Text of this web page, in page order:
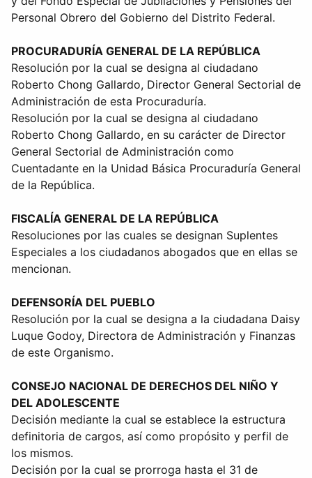
Personal Obrero del Gobierno del Distrito Federal.
PROCURADURÍA GENERAL DE LA REPÚBLICA
Resolución por la cual se designa al ciudadano
Roberto Chong Gallardo, Director General Sectorial de
Administración de esta Procuraduría.
Resolución por la cual se designa al ciudadano
Roberto Chong Gallardo, en su carácter de Director
General Sectorial de Administración como
Cuentadante en la Unidad Básica Procuraduría General
de la República.
FISCALÍA GENERAL DE LA REPÚBLICA
Resoluciones por las cuales se designan Suplentes
Especiales a los ciudadanos abogados que en ellas se
mencionan.
DEFENSORÍA DEL PUEBLO
Resolución por la cual se designa a la ciudadana Daisy
Luque Godoy, Directora de Administración y Finanzas
de este Organismo.
CONSEJO NACIONAL DE DERECHOS DEL NIÑO Y
DEL ADOLESCENTE
Decisión mediante la cual se establece la estructura
definitoria de cargos, así como propósito y perfil de
los mismos.
Decisión por la cual se prorroga hasta el 31 de